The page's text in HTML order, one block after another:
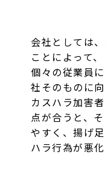
会社としては
ことによって
個々の従業員
社そのものに
カスハラ加害
点が合うと、
やすく、揚げ
ハラ行為が悪